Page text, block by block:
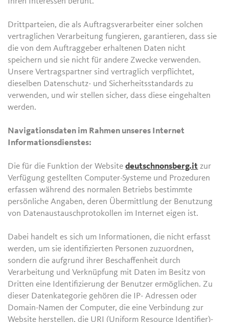
Drittparteien, die als Auftragsverarbeiter einer solchen
vertraglichen Verarbeitung fungieren, garantieren, dass sie
die von dem Auftraggeber erhaltenen Daten nicht
speichern und sie nicht für andere Zwecke verwenden.
Unsere Vertragspartner sind vertraglich verpflichtet,
dieselben Datenschutz- und Sicherheitsstandards zu
verwenden, und wir stellen sicher, dass diese eingehalten
werden.
Navigationsdaten im Rahmen unseres Internet
Informationsdienstes:
Die für die Funktion der Websitedeutschnonsberg.it zur
Verfügung gestellten Computer-Systeme und Prozeduren
erfassen während des normalen Betriebs bestimmte
persönliche Angaben, deren Übermittlung der Benutzung
von Datenaustauschprotokollen im Internet eigen ist.
Dabei handelt es sich um Informationen, die nicht erfasst
werden, um sie identifizierten Personen zuzuordnen,
sondern die aufgrund ihrer Beschaffenheit durch
Verarbeitung und Verknüpfung mit Daten im Besitz von
Dritten eine Identifizierung der Benutzer ermöglichen. Zu
dieser Datenkategorie gehören die IP- Adressen oder
Domain-Namen der Computer, die eine Verbindung zur
Website herstellen, die URI (Uniform Resource Identifier)-